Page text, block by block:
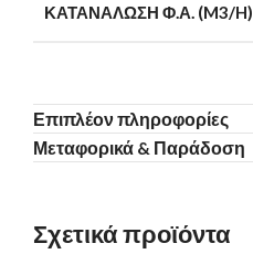
ΚΑΤΑΝΆΛΩΣΗ Φ.Α. (M3/H)
Επιπλέον πληροφορίες
Μεταφορικά & Παράδοση
Σχετικά προϊόντα